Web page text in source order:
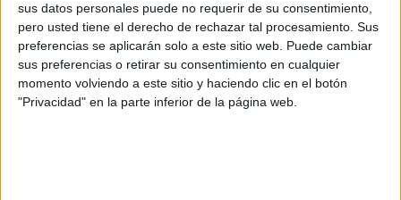
sus datos personales puede no requerir de su consentimiento,
pero usted tiene el derecho de rechazar tal procesamiento. Sus
preferencias se aplicarán solo a este sitio web. Puede cambiar
sus preferencias o retirar su consentimiento en cualquier
momento volviendo a este sitio y haciendo clic en el botón
"Privacidad" en la parte inferior de la página web.
Príncipe.